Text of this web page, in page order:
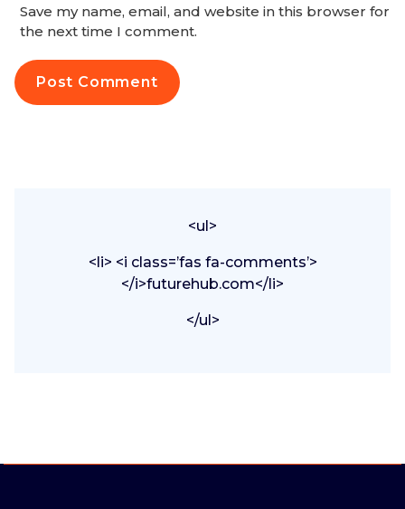
Save my name, email, and website in this browser for
the next time I comment.
<ul>
<li> <i class=’fas fa-comments’>
</i>futurehub.com</li>
</ul>